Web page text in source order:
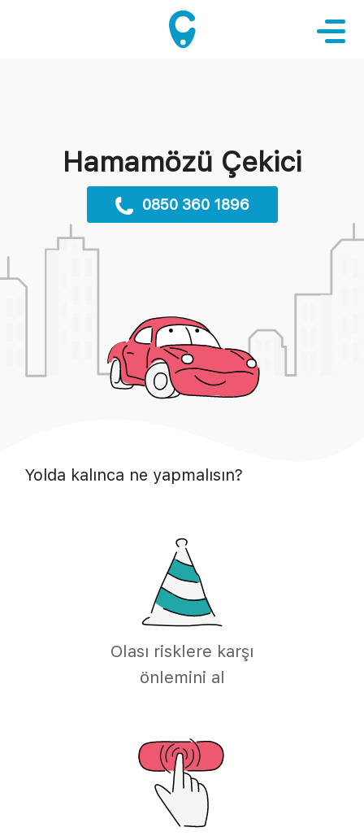
Hamamözü Çekici
0850 360 1896
Yolda kalınca ne yapmalısın?
Olası risklere karşı
önlemini al